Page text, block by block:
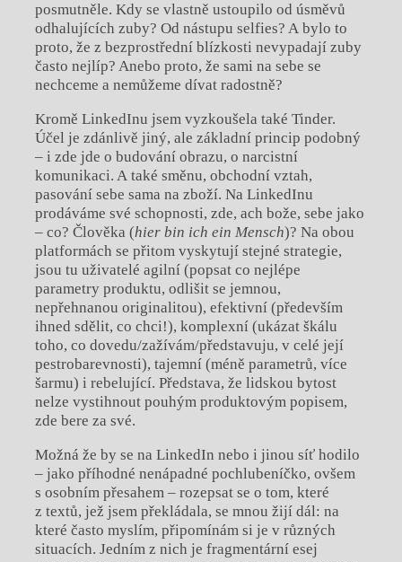
posmutněle. Kdy se vlastně ustoupilo od úsměvů
odhalujících zuby? Od nástupu selfies? A bylo to
proto, že z bezprostřední blízkosti nevypadají zuby
často nejlíp? Anebo proto, že sami na sebe se
nechceme a nemůžeme dívat radostně?
Kromě LinkedInu jsem vyzkoušela také Tinder.
Účel je zdánlivě jiný, ale základní princip podobný
– i zde jde o budování obrazu, o narcistní
komunikaci. A také směnu, obchodní vztah,
pasování sebe sama na zboží. Na LinkedInu
prodáváme své schopnosti, zde, ach bože, sebe jako
– co? Člověka (hier bin ich ein Mensch)? Na obou
platformách se přitom vyskytují stejné strategie,
jsou tu uživatelé agilní (popsat co nejlépe
parametry produktu, odlišit se jemnou,
nepřehnanou originalitou), efektivní (především
ihned sdělit, co chci!), komplexní (ukázat škálu
toho, co dovedu/zažívám/představuju, v celé její
pestrobarevnosti), tajemní (méně parametrů, více
šarmu) i rebelující. Představa, že lidskou bytost
nelze vystihnout pouhým produktovým popisem,
zde bere za své.
Možná že by se na LinkedIn nebo i jinou síť hodilo
– jako příhodné nenápadné pochlubeníčko, ovšem
s osobním přesahem – rozepsat se o tom, které
z textů, jež jsem překládala, se mnou žijí dál: na
které často myslím, připomínám si je v různých
situacích. Jedním z nich je fragmentární esej